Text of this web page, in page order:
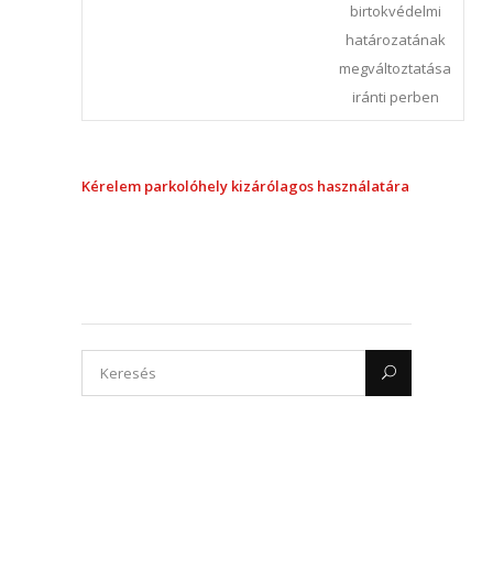
birtokvédelmi
határozatának
megváltoztatása
iránti perben
Kérelem parkolóhely kizárólagos használatára